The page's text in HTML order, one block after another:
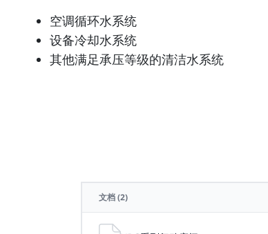
空调循环水系统
设备冷却水系统
其他满足承压等级的清洁水系统
文档(2)